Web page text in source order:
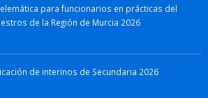
para funcionarios en prácticas del
de la Región de Murcia 2026
de interinos de Secundaria 2026